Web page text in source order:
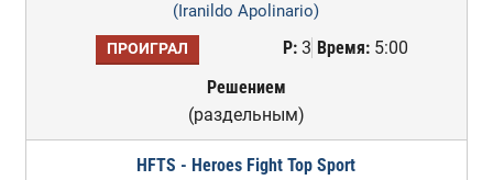
(Iranildo Apolinario)
ПРОИГРАЛ Р:3 Время:5:00
Решением
(раздельным)
HFTS - Heroes Fight Top Sport